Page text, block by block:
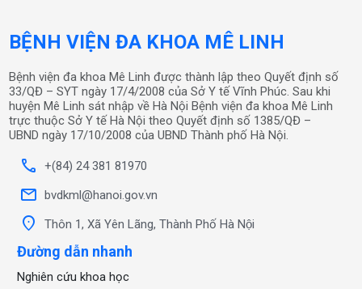
BỆNH VIỆN ĐA KHOA MÊ LINH
Bệnh viện đa khoa Mê Linh được thành lập theo Quyết định số
33/QĐ – SYT ngày 17/4/2008 của Sở Y tế Vĩnh Phúc. Sau khi
huyện Mê Linh sát nhập về Hà Nội Bệnh viện đa khoa Mê Linh
trực thuộc Sở Y tế Hà Nội theo Quyết định số 1385/QĐ –
UBND ngày 17/10/2008 của UBND Thành phố Hà Nội.
call +(84) 24 381 81970
mail bvdkml@hanoi.gov.vn
location_on Thôn 1, Xã Yên Lãng, Thành Phố Hà Nội
Đường dẫn nhanh
Nghiên cứu khoa học